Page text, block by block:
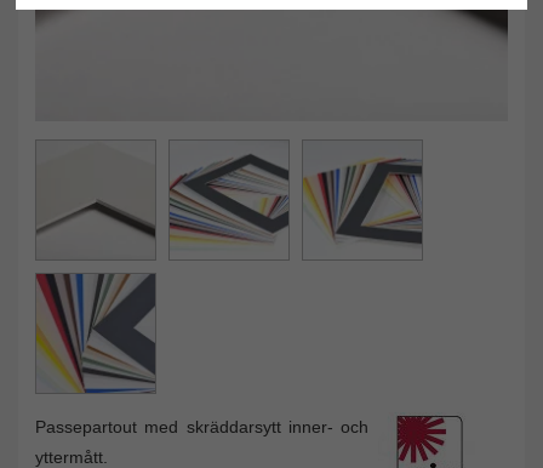
Passepartout med skräddarsytt inner- och
yttermått.